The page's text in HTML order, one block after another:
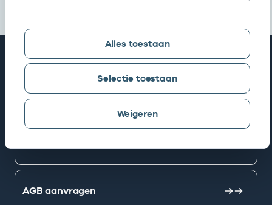
Alles toestaan
Selectie toestaan
Weigeren
Snel naar
AGB zoeken
AGB aanvragen